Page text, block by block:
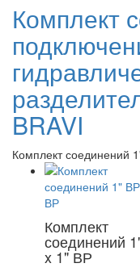
Комплект
BRAVI
Комплект соединений
Комплект
соединений
x 1" ВР